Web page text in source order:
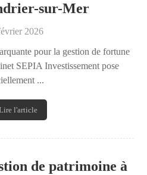
sur-Mer
2026
pour la gestion de fortune
SEPIA Investissement pose
...
l'article
de patrimoine à